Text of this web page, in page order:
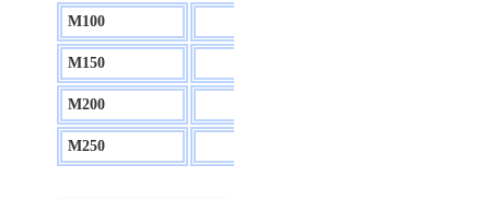
М100
М150
М200
М250